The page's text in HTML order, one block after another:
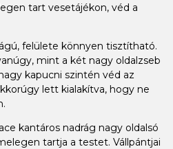
tart vesetájékon, véd a
felülete könnyen tisztítható.
mint a két nagy oldalzseb
kapucni szintén véd az
lett kialakítva, hogy ne
kantáros nadrág nagy oldalsó
tartja a testet. Vállpántjai